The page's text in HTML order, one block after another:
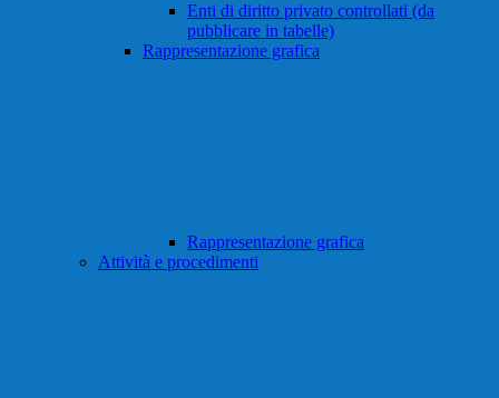
Enti di diritto privato controllati (da
pubblicare in tabelle)
Rappresentazione grafica
Rappresentazione grafica
Attività e procedimenti